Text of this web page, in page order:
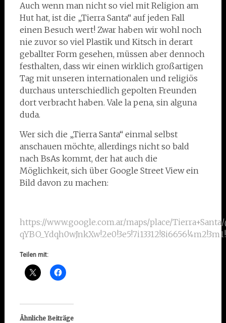
Auch wenn man nicht so viel mit Religion am
Hut hat, ist die „Tierra Santa“ auf jeden Fall
einen Besuch wert! Zwar haben wir wohl noch
nie zuvor so viel Plastik und Kitsch in derart
geballter Form gesehen, müssen aber dennoch
festhalten, dass wir einen wirklich großartigen
Tag mit unseren internationalen und religiös
durchaus unterschiedlich gepolten Freunden
dort verbracht haben. Vale la pena, sin alguna
duda.
Wer sich die „Tierra Santa“ einmal selbst
anschauen möchte, allerdings nicht so bald
nach BsAs kommt, der hat auch die
Möglichkeit, sich über Google Street View ein
Bild davon zu machen:
https://www.google.com.ar/maps/place/Tierra+Santa/
Teilen mit:
Ähnliche Beiträge